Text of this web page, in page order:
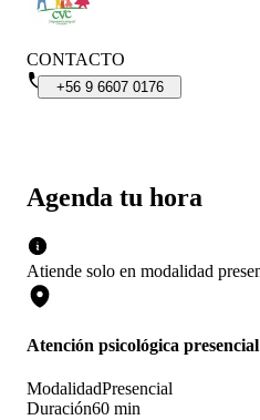
Agenda tu hora
Atiende solo en modalidad
Atención psicológica
ModalidadPresencial
Duración60 min
CONTACTO
+56 9 6607 0176